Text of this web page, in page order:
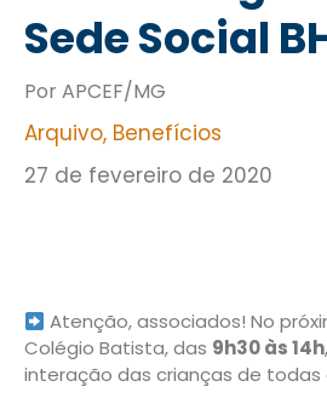
Sede Social
Por APCEF/MG
Arquivo, Benefícios
27 de fevereiro de 2020
Atenção, associados! No
Colégio Batista, das 9h30 às 14h
interação das crianças de todas